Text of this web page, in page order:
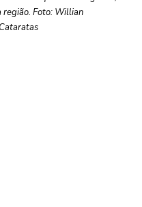
região. Foto: Willian